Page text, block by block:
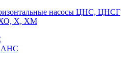
насосы ЦНС, ЦНСГ
Х, ХМ
АНС